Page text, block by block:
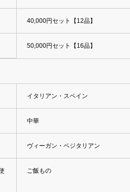
40,000円セット【12品】
50,000円セット【16品】
イタリアン・スペイン
中華
ヴィーガン・ベジタリアン
ご飯もの